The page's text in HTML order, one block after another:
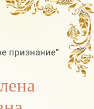
признание"